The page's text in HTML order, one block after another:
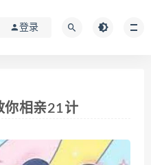
登录
你相亲21计